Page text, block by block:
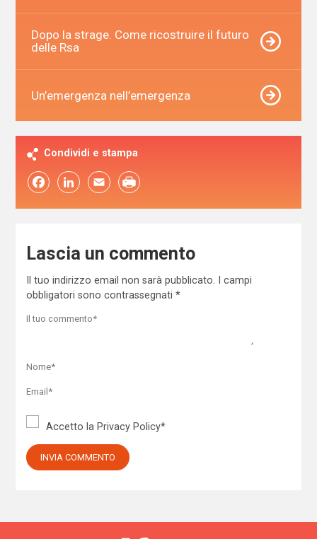
Dopo la strage. Come ricostruire il futuro
delle Rsa
Un’emergenza nell’emergenza
Condividi e stampa
FacebookLinkedIn Email
Lascia un commento
Il tuo indirizzo email non sarà pubblicato.
I campi
obbligatori sono contrassegnati *
Accetto la Privacy Policy*